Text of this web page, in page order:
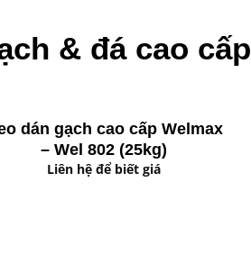
& đá cao cấp
dán gạch cao cấp Welmax
– Wel 802 (25kg)
Liên hệ để biết giá